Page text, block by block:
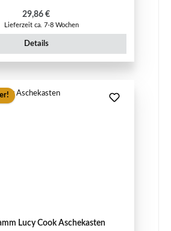
Regulärer Preis:
29,86 €
Lieferzeit ca. 7-8 Wochen
Details
Lucy Cook Aschekasten